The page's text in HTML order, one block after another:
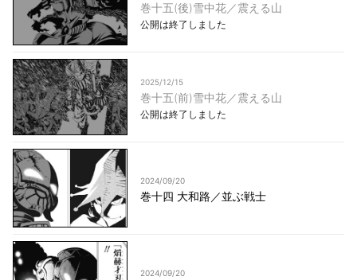
巻十五(後)雪中花／震える山
公開は終了しました
2025/12/15
巻十五(前)雪中花／震える山
公開は終了しました
2024/09/20
巻十四 大和路／並ぶ戦士
2024/09/20